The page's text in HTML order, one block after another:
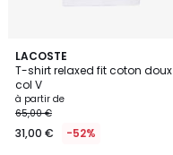
LACOSTE
T-shirt relaxed fit coton doux
col V
à partir de
65,00 €
31,00 € -52%
5
/
5
7
Couleurs